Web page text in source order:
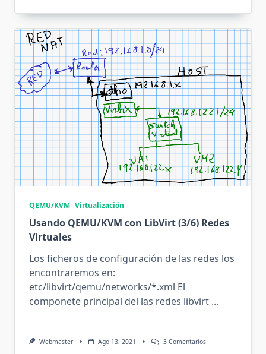
QEMU/KVM Virtualización
Usando QEMU/KVM con LibVirt (3/6) Redes
Virtuales
Los ficheros de configuración de las redes los
encontraremos en:
etc/libvirt/qemu/networks/*.xml El
componete principal del las redes libvirt ...
Webmaster Ago 13, 2021 3 ComentariosEn